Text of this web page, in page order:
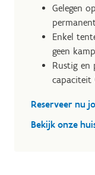
Gelegen
Enkel
geen
Rustig en
capaciteit
Reserveer nu
Bekijk onze